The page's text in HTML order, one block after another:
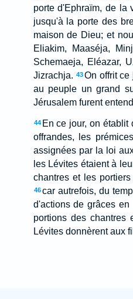
porte d'Ephraïm, de la
jusqu'à la porte des
maison de Dieu; et
Eliakim, Maaséja,
Schemaeja, Eléazar,
Jizrachja. 43On offrit
au peuple un grand
Jérusalem furent
44 En ce jour, on
offrandes, les
assignées par la loi
les Lévites étaient à
chantres et les
46 car autrefois, du
d'actions de grâces
portions des chantres
Lévites donnèrent aux